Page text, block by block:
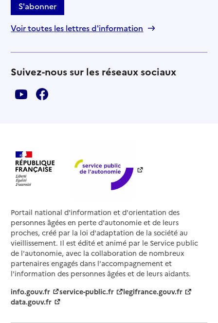
S'abonner
Voir toutes les lettres d'information
Suivez-nous sur les réseaux sociaux
Portail national d'information et d'orientation des
personnes âgées en perte d'autonomie et de leurs
proches, créé par la loi d'adaptation de la société au
vieillissement. Il est édité et animé par le Service public
de l'autonomie, avec la collaboration de nombreux
partenaires engagés dans l'accompagnement et
l'information des personnes âgées et de leurs aidants.
info.gouv.fr
service-public.fr
legifrance.gouv.fr
data.gouv.fr